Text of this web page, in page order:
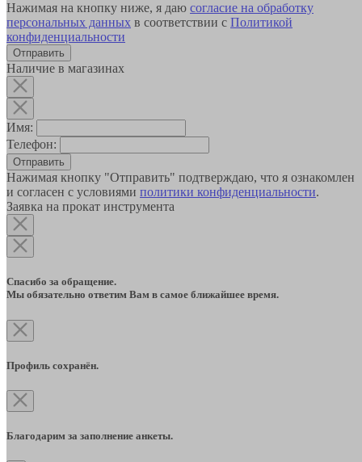
Нажимая на кнопку ниже, я даю согласие на обработку
персональных данных в соответствии с Политикой
конфиденциальности
Наличие в магазинах
Имя:
Телефон:
Отправить
Нажимая кнопку "Отправить" подтверждаю, что я ознакомлен
и согласен с условиями политики конфиденциальности.
Заявка на прокат инструмента
Спасибо за обращение.
Мы обязательно ответим Вам в самое ближайшее время.
Профиль сохранён.
Благодарим за заполнение анкеты.